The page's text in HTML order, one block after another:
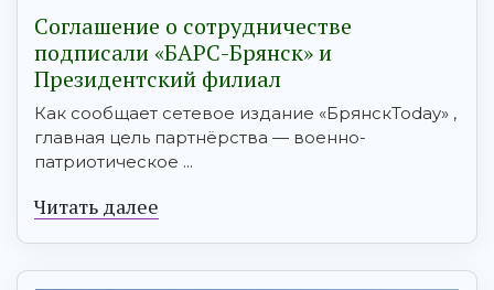
Соглашение о сотрудничестве
подписали «БАРС-Брянск» и
Президентский филиал
Как сообщает сетевое издание «БрянскToday» ,
главная цель партнёрства — военно-
патриотическое ...
Читать далее